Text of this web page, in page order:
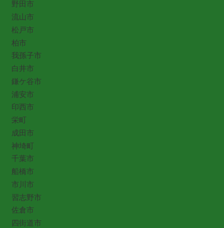
野田市
流山市
松戸市
柏市
我孫子市
白井市
鎌ケ谷市
浦安市
印西市
栄町
成田市
神埼町
千葉市
船橋市
市川市
習志野市
佐倉市
四街道市